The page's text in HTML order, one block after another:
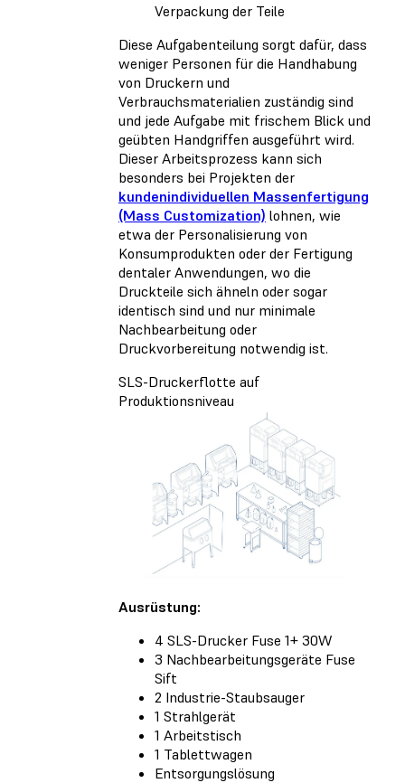
Verpackung der Teile
Diese Aufgabenteilung sorgt dafür, dass
weniger Personen für die Handhabung
von Druckern und
Verbrauchsmaterialien zuständig sind
und jede Aufgabe mit frischem Blick und
geübten Handgriffen ausgeführt wird.
Dieser Arbeitsprozess kann sich
besonders bei Projekten der
kundenindividuellen Massenfertigung
(Mass Customization) lohnen, wie
etwa der Personalisierung von
Konsumprodukten oder der Fertigung
dentaler Anwendungen, wo die
Druckteile sich ähneln oder sogar
identisch sind und nur minimale
Nachbearbeitung oder
Druckvorbereitung notwendig ist.
SLS-Druckerflotte auf
Produktionsniveau
Ausrüstung:
4 SLS-Drucker Fuse 1+ 30W
3 Nachbearbeitungsgeräte Fuse
Sift
2 Industrie-Staubsauger
1 Strahlgerät
1 Arbeitstisch
1 Tablettwagen
Entsorgungslösung